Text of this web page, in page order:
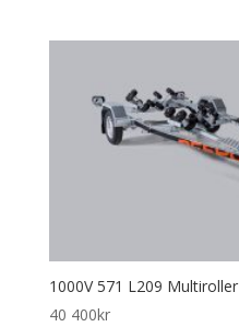
1000V 571 L209
40 400kr